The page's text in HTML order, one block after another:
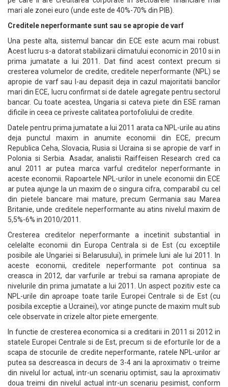
mari ale zonei euro (unde este de 40%-70% din PIB).
Creditele neperformante sunt sau se apropie de varf
Una peste alta, sistemul bancar din ECE este acum mai robust.
Acest lucru s-a datorat stabilizarii climatului economic in 2010 si in
prima jumatate a lui 2011. Dat fiind acest context precum si
cresterea volumelor de credite, creditele neperformante (NPL) se
apropie de varf sau l-au depasit deja in cazul majoritatii bancilor
mari din ECE, lucru confirmat si de datele agregate pentru sectorul
bancar. Cu toate acestea, Ungaria si cateva piete din ESE raman
dificile in ceea ce priveste calitatea portofoliului de credite.
Datele pentru prima jumatate a lui 2011 arata ca NPL-urile au atins
deja punctul maxim in anumite economii din ECE, precum
Republica Ceha, Slovacia, Rusia si Ucraina si se apropie de varf in
Polonia si Serbia. Asadar, analistii Raiffeisen Research cred ca
anul 2011 ar putea marca varful creditelor neperformante in
aceste economii. Rapoartele NPL-urilor in unele economii din ECE
ar putea ajunge la un maxim de o singura cifra, comparabil cu cel
din pietele bancare mai mature, precum Germania sau Marea
Britanie, unde creditele neperformante au atins nivelul maxim de
5,5%-6% in 2010/2011.
Cresterea creditelor neperformante a incetinit substantial in
celelalte economii din Europa Centrala si de Est (cu exceptiile
posibile ale Ungariei si Belarusului), in primele luni ale lui 2011. In
aceste economii, creditele neperformante pot continua sa
creasca in 2012, dar varfurile ar trebui sa ramana apropiate de
nivelurile din prima jumatate a lui 2011. Un aspect pozitiv este ca
NPL-urile din aproape toate tarile Europei Centrale si de Est (cu
posibila exceptie a Ucrainei), vor atinge puncte de maxim mult sub
cele observate in crizele altor piete emergente.
In functie de cresterea economica si a creditarii in 2011 si 2012 in
statele Europei Centrale si de Est, precum si de eforturile lor de a
scapa de stocurile de credite neperformante, ratele NPL-urilor ar
putea sa descreasca in decurs de 3-4 ani la aproximativ o treime
din nivelul lor actual, intr-un scenariu optimist, sau la aproximativ
doua treimi din nivelul actual intr-un scenariu pesimist, conform